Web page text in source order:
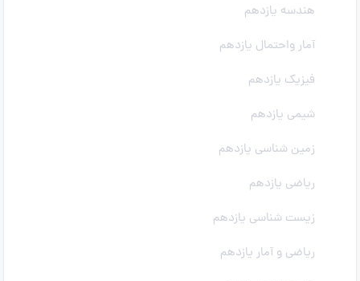
هندسه یازدهم
آمار واحتمال یازدهم
فیزیک یازدهم
شیمی یازدهم
زمین شناسی یازدهم
ریاضی یازدهم
زیست شناسی یازدهم
ریاضی و آمار یازدهم